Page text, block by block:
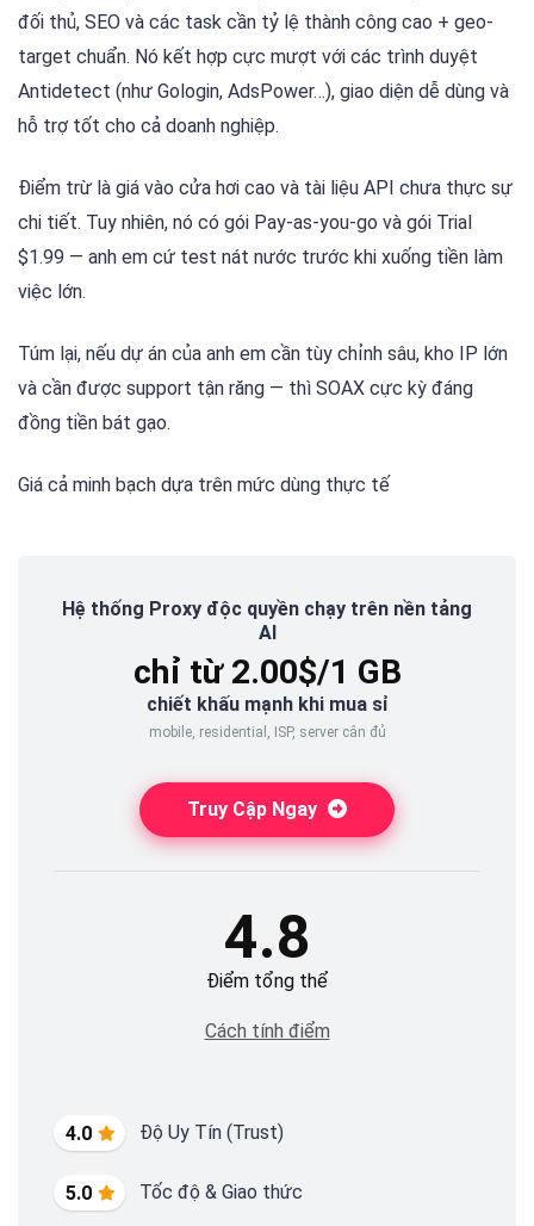
đối thủ, SEO và các task cần tỷ lệ thành công cao + geo-
target chuẩn. Nó kết hợp cực mượt với các trình duyệt
Antidetect (như Gologin, AdsPower…), giao diện dễ dùng và
hỗ trợ tốt cho cả doanh nghiệp.
Điểm trừ là giá vào cửa hơi cao và tài liệu API chưa thực sự
chi tiết. Tuy nhiên, nó có gói Pay-as-you-go và gói Trial
$1.99 — anh em cứ test nát nước trước khi xuống tiền làm
việc lớn.
Túm lại, nếu dự án của anh em cần tùy chỉnh sâu, kho IP lớn
và cần được support tận răng — thì SOAX cực kỳ đáng
đồng tiền bát gạo.
Giá cả minh bạch dựa trên mức dùng thực tế
Hệ thống Proxy độc quyền chạy trên nền tảng
AI
chỉ từ 2.00$/1 GB
chiết khấu mạnh khi mua sỉ
mobile, residential, ISP, server cân đủ
Truy Cập Ngay
4.0 Độ Uy Tín (Trust)
5.0 Tốc độ & Giao thức
4.8
Điểm tổng thể
Cách tính điểm